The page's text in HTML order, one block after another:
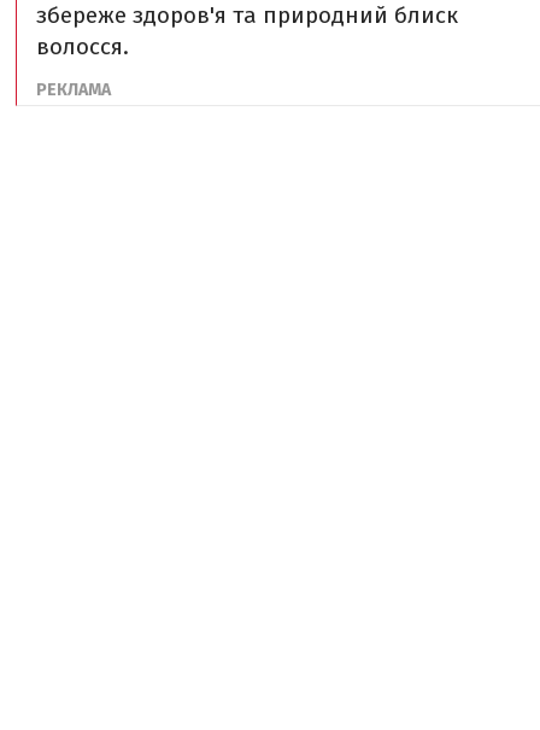
збереже здоров'я та природний блиск
волосся.